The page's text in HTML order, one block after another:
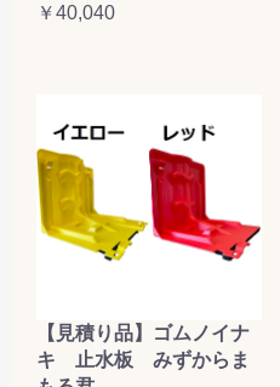
￥40,040
【見積り品】ゴムノイナ
キ 止水板 みずからま